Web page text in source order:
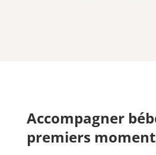
Accompagner
premiers